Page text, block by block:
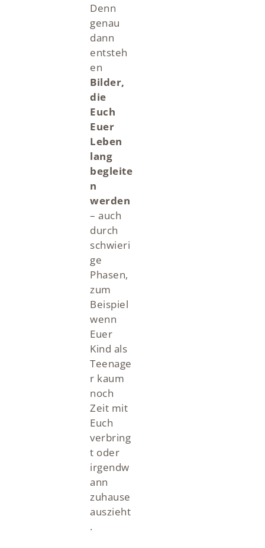
Denn
genau
dann
entsteh
en
Bilder,
die
Euch
Euer
Leben
lang
begleite
n
werden
– auch
durch
schwieri
ge
Phasen,
zum
Beispiel
wenn
Euer
Kind als
Teenage
r kaum
noch
Zeit mit
Euch
verbring
t oder
irgendw
ann
zuhause
auszieht
.